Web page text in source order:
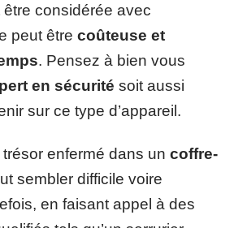
considérée avec
peut être coûteuse et
. Pensez à bien vous
en sécurité soit aussi
sur ce type d’appareil.
enfermé dans un coffre-
sembler difficile voire
en faisant appel à des